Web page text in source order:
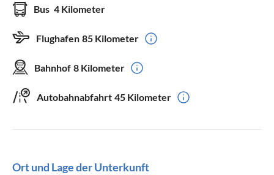
Bus 4 Kilometer
Flughafen 85 Kilometer
Bahnhof 8 Kilometer
Autobahnabfahrt 45 Kilometer
Ort und Lage der Unterkunft